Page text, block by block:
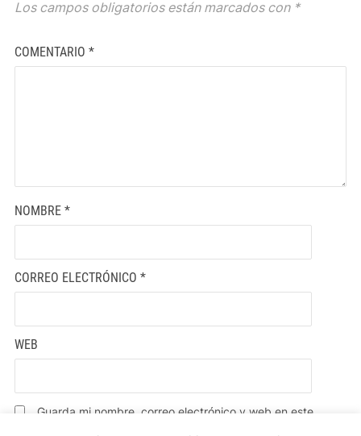
Los campos obligatorios están marcados con *
COMENTARIO *
NOMBRE *
CORREO ELECTRÓNICO *
WEB
Guarda mi nombre, correo electrónico y web en este